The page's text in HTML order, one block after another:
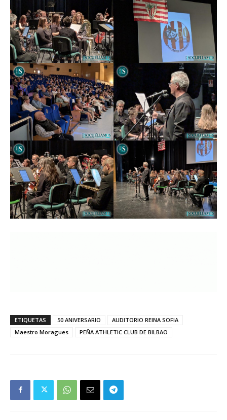
ETIQUETAS 50 ANIVERSARIO
AUDITORIO REINA SOFIA
Maestro Moragues
PEÑA ATHLETIC CLUB DE BILBAO